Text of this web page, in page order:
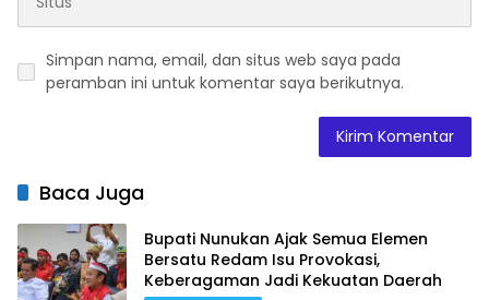
Simpan nama, email, dan situs web saya pada
peramban ini untuk komentar saya berikutnya.
Baca Juga
Bupati Nunukan Ajak Semua Elemen
Bersatu Redam Isu Provokasi,
Keberagaman Jadi Kekuatan Daerah